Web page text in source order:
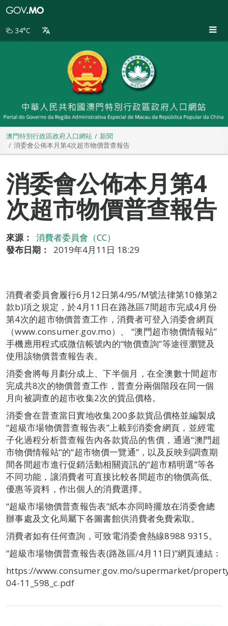
別
34°C
澳門特別行政區政府入口網站
新聞
消委會公佈本月第4次超市物價普查報告
消委會公佈本月第4
次超市物價普查報告
來源：
消費者委員會（CC）
發布日期：
2019年4月11日 18:29
消費者委員會履行6月12日第4/95/M號法律第10條第2
款b)項之規定，於4月11日在路氹區7間超市完成4月份
第4次的超市物價普查工作，消費者可登入消委會網頁
（www.consumer.gov.mo）、 “澳門超市物價情報站”
手機應用程式或微信帳號內的“物價查詢”等途徑瀏覽及
使用該物價普查報告表。
消委會將每月劃分成上、下半個月，在全澳數十間超市
完成共8次的物價普查工作，普查分兩個階段在同一個
月向被調查的超市收集2次的貨品價格。
消委會在普查當日實地收集200多款貨品價格並編製成
“超級市場物價普查報告表”上載到消委會網頁，並經電
子化過程分析普查報告內各款貨品的售價，通過“澳門超
市物價情報站”的“超市物價一覽通”，以及反映到調查期
間各間超市進行促銷活動相關資訊的“超市精明選”等各
不同功能，讓消費者可直接比較各間超市的物價高低、
優惠等資料，作出個人的消費選擇。
“超級市場物價普查報告表”紙本亦同時擺放在消委會總
辦事處及文化局屬下各圖書館供消費者免費索取。
消費者如有任何查詢，可致電消委會熱線8988 9315。
“超級市場物價普查報告表(路氹區/4月11日)”網頁連結：
https://www.consumer.gov.mo/supermarket/
04-11_598_c.pdf